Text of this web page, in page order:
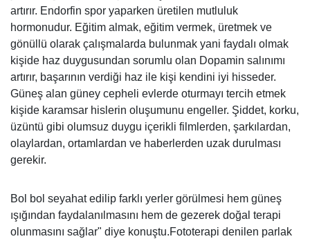
artırır. Endorfin spor yaparken üretilen mutluluk
hormonudur. Eğitim almak, eğitim vermek, üretmek ve
gönüllü olarak çalışmalarda bulunmak yani faydalı olmak
kişide haz duygusundan sorumlu olan Dopamin salınımı
artırır, başarının verdiği haz ile kişi kendini iyi hisseder.
Güneş alan güney cepheli evlerde oturmayı tercih etmek
kişide karamsar hislerin oluşumunu engeller. Şiddet, korku,
üzüntü gibi olumsuz duygu içerikli filmlerden, şarkılardan,
olaylardan, ortamlardan ve haberlerden uzak durulması
gerekir.
Bol bol seyahat edilip farklı yerler görülmesi hem güneş
ışığından faydalanılmasını hem de gezerek doğal terapi
olunmasını sağlar" diye konuştu.Fototerapi denilen parlak